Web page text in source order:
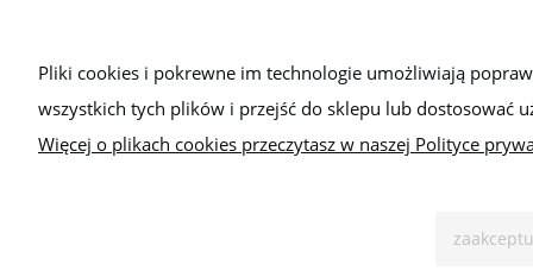
Bezpieczeństwo
Pliki cookies i pokrewne im technologie umożliwiają
wszystkich tych plików i przejść do sklepu lub dostosować
Więcej o plikach cookies przeczytasz w naszej Polityce